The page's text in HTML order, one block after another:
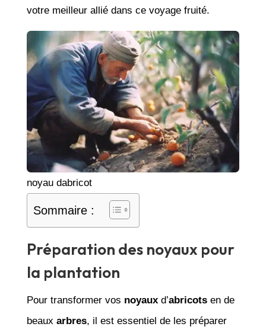
votre meilleur allié dans ce voyage fruité.
noyau dabricot
Sommaire :
Préparation des noyaux pour
la plantation
Pour transformer vos noyauxd’abricotsen de
beaux arbres, il est essentiel de les préparer